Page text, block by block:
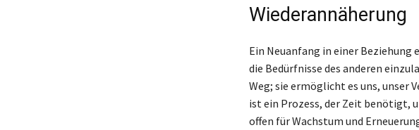
Wiederannäherung
Ein Neuanfang in einer
die Bedürfnisse des anderen
Weg; sie ermöglicht es uns, unser
ist ein Prozess, der Zeit benötigt,
offen für Wachstum und